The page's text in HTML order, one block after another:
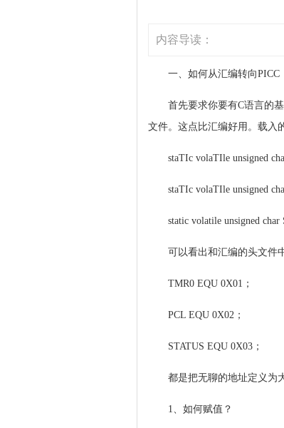
内容导读：
一、如何从汇编转向PICC
首先要求你要有C语言的
文件。这点比汇编好用。载入
staTIc volaTIle unsigned
staTIc volaTIle unsigned
static volatile unsigned char
可以看出和汇编的头文件
TMR0 EQU 0X01；
PCL EQU 0X02；
STATUS EQU 0X03；
都是把无聊的地址定义为
1、如何赋值？